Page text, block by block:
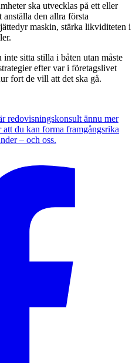
ska utvecklas på ett eller
anställa den allra första
maskin, stärka likviditeten i
sitta stilla i båten utan måste
efter var i företagslivet
fort de vill att det ska gå.
redovisningskonsult ännu mer
du kan forma framgångsrika
– och oss.